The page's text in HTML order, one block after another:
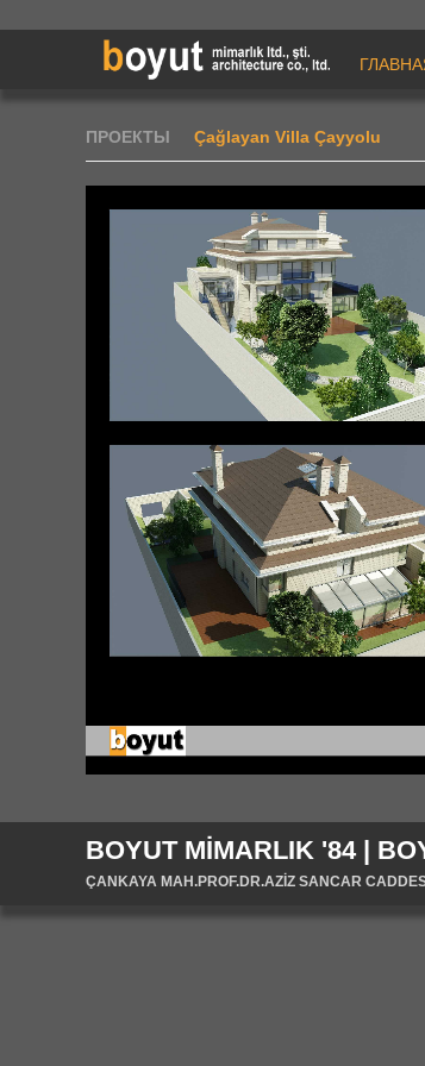
ПРОЕКТЫ Çağlayan Villa Çayyolu
BOYUT MİMARLIK '84 |
ÇANKAYA MAH.PROF.DR.AZİZ SANCAR